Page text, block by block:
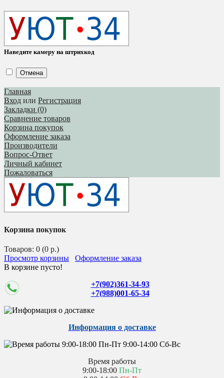
Наведите камеру на штрихкод
Отмена
Главная
Вход или Регистрация
Закладки (0)
Сравнение товаров
Корзина покупок
Оформление заказа
Производители
Вопрос-Ответ
Личный кабинет
Пожаловаться
Корзина покупок
Товаров: 0 (0 р.)
Просмотр корзины
Оформление заказа
В корзине пусто!
+7(902)361-34-93
+7(988)001-65-34
Информация о доставке
Время работы
9:00-18:00 Пн-Пт